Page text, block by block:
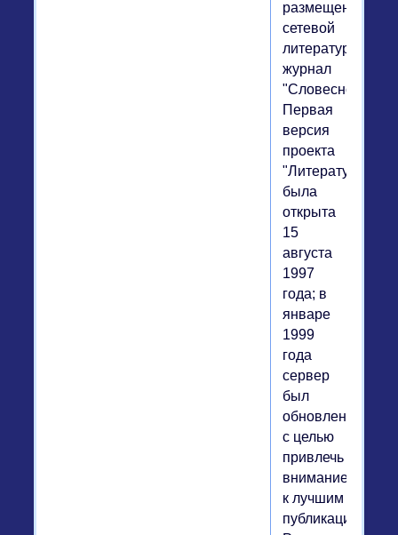
размещен
сетевой
литературный
журнал
"Словесность".
Первая
версия
проекта
"Литература"
была
открыта
15
августа
1997
года; в
январе
1999
года
сервер
был
обновлен
с целью
привлечь
внимание
к лучшим
публикациям